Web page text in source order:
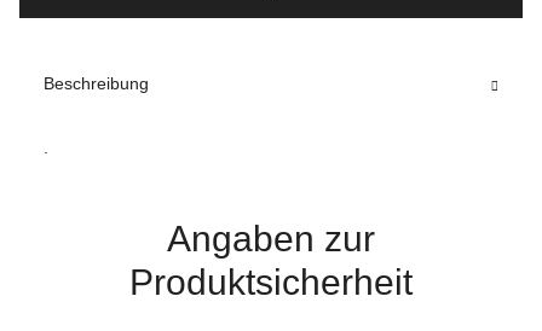
Beschreibung
.
Angaben zur
Produktsicherheit